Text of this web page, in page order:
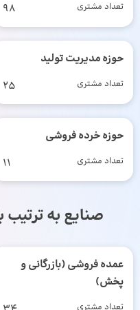
تعداد مشتری 98
حوزه مدیریت تولید
تعداد مشتری 25
حوزه خرده فروشی
تعداد مشتری 11
صنایع به ترتیب
عمده فروشی (بازرگانی و
پخش)
تعداد مشتری